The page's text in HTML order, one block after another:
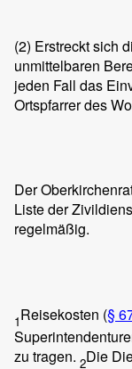
(2) Erstreckt sich
unmittelbaren
jeden Fall das
Ortspfarrer des
Der
Liste der
regelmäßig.
1Reisekosten (§
zu tragen. 2Die